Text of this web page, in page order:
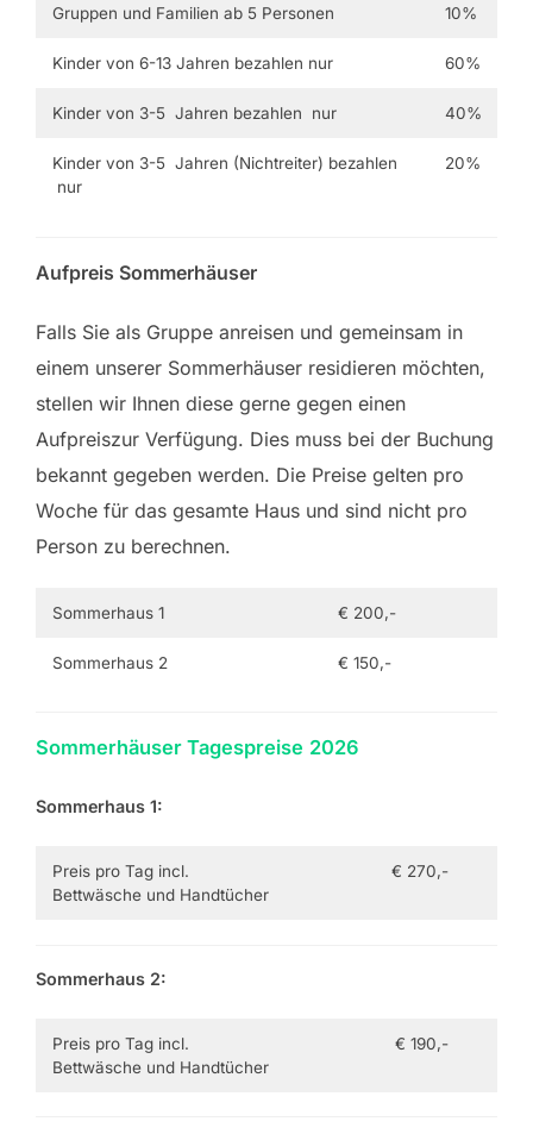
Gruppen und Familien ab 5 Personen 10%
Kinder von 6-13 Jahren bezahlen nur 60%
Kinder von 3-5 Jahren bezahlen nur 40%
Kinder von 3-5 Jahren (Nichtreiter) bezahlen
nur
20%
Aufpreis Sommerhäuser
Falls Sie als Gruppe anreisen und gemeinsam in
einem unserer Sommerhäuser residieren möchten,
stellen wir Ihnen diese gerne gegen einen
Aufpreiszur Verfügung. Dies muss bei der Buchung
bekannt gegeben werden. Die Preise gelten pro
Woche für das gesamte Haus und sind nicht pro
Person zu berechnen.
Sommerhaus 1 € 200,-
Sommerhaus 2 € 150,-
Sommerhäuser Tagespreise 2026
Sommerhaus 1:
Preis pro Tag incl.
Bettwäsche und Handtücher
€ 270,-
Sommerhaus 2:
Preis pro Tag incl.
Bettwäsche und Handtücher
€ 190,-